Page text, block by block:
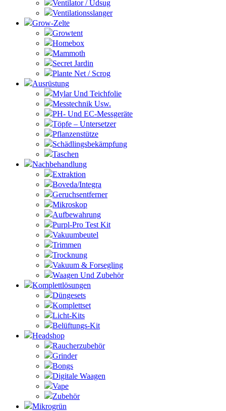
Ventilator / Udsug
Ventilationsslanger
Grow-Zelte
Growtent
Homebox
Mammoth
Secret Jardin
Plante Net / Scrog
Ausrüstung
Mylar Und Teichfolie
Messtechnik Usw.
PH- Und EC-Messgeräte
Töpfe – Untersetzer
Pflanzenstütze
Schädlingsbekämpfung
Taschen
Nachbehandlung
Extraktion
Boveda/Integra
Geruchsentferner
Mikroskop
Aufbewahrung
Purpl-Pro Test Kit
Vakuumbeutel
Trimmen
Trocknung
Vakuum & Forsegling
Waagen Und Zubehör
Komplettlösungen
Düngesets
Komplettset
Licht-Kits
Belüftungs-Kit
Headshop
Raucherzubehör
Grinder
Bongs
Digitale Waagen
Vape
Zubehör
Mikrogrün